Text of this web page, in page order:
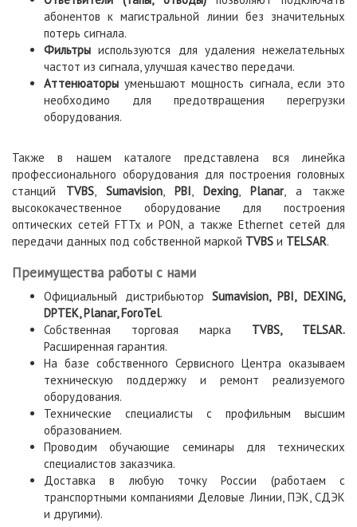
абонентов к магистральной линии без значительных
потерь сигнала.
Фильтры используются для удаления нежелательных
частот из сигнала, улучшая качество передачи.
Аттенюаторы уменьшают мощность сигнала, если это
необходимо для предотвращения перегрузки
оборудования.
Также в нашем каталоге представлена вся линейка
профессионального оборудования для построения головных
станций TVBS, Sumavision, PBI, Dexing, Planar, а также
высококачественное оборудование для построения
оптических сетей FTTx и PON, а также Ethernet сетей для
передачи данных под собственной маркой TVBS и TELSAR.
Преимущества работы с нами
Официальный дистрибьютор Sumavision, PBI, DEXING,
DPTEK, Planar, ForoTel.
Собственная торговая марка TVBS, TELSAR.
Расширенная гарантия.
На базе собственного Сервисного Центра оказываем
техническую поддержку и ремонт реализуемого
оборудования.
Технические специалисты с профильным высшим
образованием.
Проводим обучающие семинары для технических
специалистов заказчика.
Доставка в любую точку России (работаем с
транспортными компаниями Деловые Линии, ПЭК, СДЭК
и другими).